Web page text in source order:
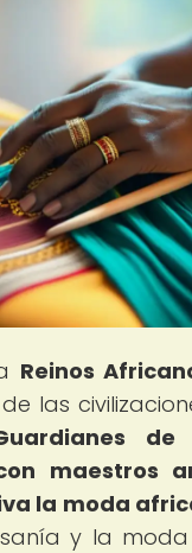
Reinos
las
maestros
la moda
y la moda